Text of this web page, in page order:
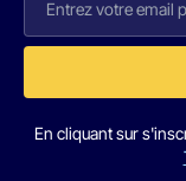
En cliquant sur